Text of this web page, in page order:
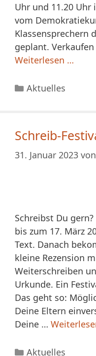
Uhr und 11.20 Uhr
vom
Klassensprechern
geplant.
Weiterlesen …
Kategorien
Aktuelles
Schreib-
31. Januar 2023 von
Schreibst Du
bis zum 17. März
Text. Danach
kleine Rezension
Weiterschreiben
Urkunde. Ein
Das geht so:
Deine Eltern
Deine …
Kategorien
Aktuelles